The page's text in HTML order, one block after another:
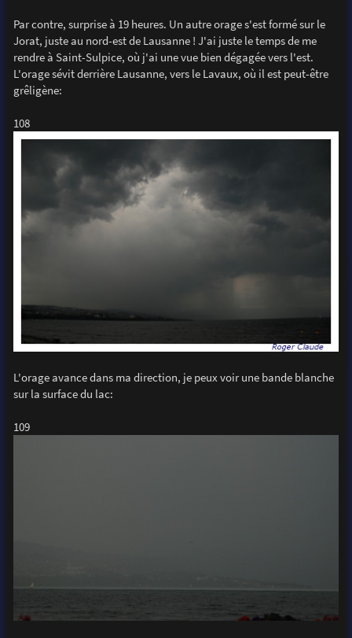
Par contre, surprise à 19 heures. Un autre orage s'est formé sur le
Jorat, juste au nord-est de Lausanne ! J'ai juste le temps de me
rendre à Saint-Sulpice, où j'ai une vue bien dégagée vers l'est.
L'orage sévit derrière Lausanne, vers le Lavaux, où il est peut-être
grêligène:
108
L'orage avance dans ma direction, je peux voir une bande blanche
sur la surface du lac:
109